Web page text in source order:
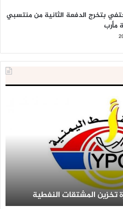
بتخرج الدفعة الثانية من منتسبي
مأرب
المشتقات النفطية